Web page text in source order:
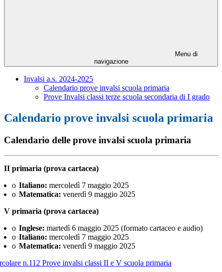
Menu di
navigazione
Invalsi a.s. 2024-2025
Calendario prove invalsi scuola primaria
Prove Invalsi classi terze scuola secondaria di I grado
Calendario prove invalsi scuola primaria
Calendario delle prove invalsi scuola primaria
II primaria (prova cartacea)
o Italiano: mercoledì 7 maggio 2025
o Matematica: venerdì 9 maggio 2025
V primaria (prova cartacea)
o Inglese: martedì 6 maggio 2025 (formato cartaceo e audio)
o Italiano: mercoledì 7 maggio 2025
o Matematica: venerdì 9 maggio 2025
n.112 Prove invalsi classi II e V scuola primaria